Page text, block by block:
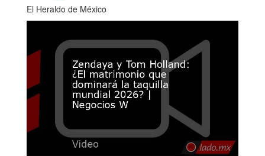
El Heraldo de México